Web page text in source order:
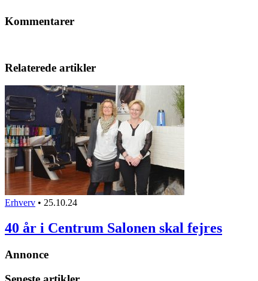
Kommentarer
Relaterede artikler
Erhverv • 25.10.24
40 år i Centrum Salonen skal fejres
Annonce